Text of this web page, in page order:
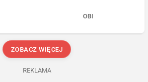
OBI
ZOBACZ WIĘCEJ
REKLAMA